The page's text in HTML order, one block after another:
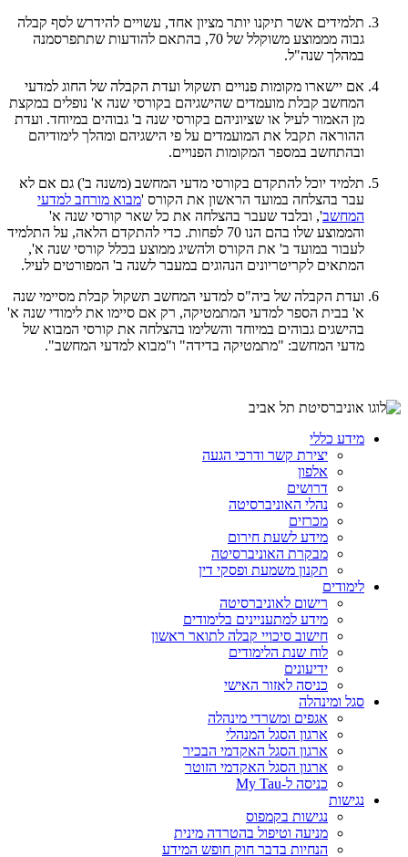
תלמידים אשר תיקנו יותר מציון אחד, עשויים להידרש לסף קבלה
גבוה מממוצע משוקלל של 70, בהתאם להודעות שתתפרסמנה
במהלך שנה"ל.
אם יישארו מקומות פנויים תשקול ועדת הקבלה של החוג למדעי
המחשב קבלת מועמדים שהישגיהם בקורסי שנה א' נופלים במקצת
מן האמור לעיל או שציוניהם בקורסי שנה ב' גבוהים במיוחד. ועדת
ההוראה תקבל את המועמדים על פי הישגיהם ומהלך לימודיהם
ובהתחשב במספר המקומות הפנויים.
תלמיד יוכל להתקדם בקורסי מדעי המחשב (משנה ב') גם אם לא
עבר בהצלחה במועד הראשון את הקורס 'מבוא מורחב למדעי
המחשב', ובלבד שעבר בהצלחה את כל שאר קורסי שנה א'
והממוצע שלו בהם הנו 70 לפחות. כדי להתקדם הלאה, על התלמיד
לעבור במועד ב' את הקורס ולהשיג ממוצע בכלל קורסי שנה א',
המתאים לקריטריונים הנהוגים במעבר לשנה ב' המפורטים לעיל.
ועדת הקבלה של ביה"ס למדעי המחשב תשקול קבלת מסיימי שנה
א' בבית הספר למדעי המתמטיקה, רק אם סיימו את לימודי שנה א'
בהישגים גבוהים במיוחד והשלימו בהצלחה את קורסי המבוא של
מדעי המחשב: "מתמטיקה בדידה" ו"מבוא למדעי המחשב".​
מידע כללי
יצירת קשר ודרכי הגעה
אלפון
דרושים
נהלי האוניברסיטה
מכרזים
מידע לשעת חירום
מבקרת האוניברסיטה
תקנון משמעת ופסקי דין
לימודים
רישום לאוניברסיטה
מידע למתעניינים בלימודים
חישוב סיכויי קבלה לתואר ראשון
לוח שנת הלימודים
ידיעונים
כניסה לאזור האישי
סגל ומינהלה
אגפים ומשרדי מינהלה
ארגון הסגל המנהלי
ארגון הסגל האקדמי הבכיר
ארגון הסגל האקדמי הזוטר
כניסה ל-My Tau
נגישות
נגישות בקמפוס
מניעה וטיפול בהטרדה מינית
הנחיות בדבר חוק חופש המידע